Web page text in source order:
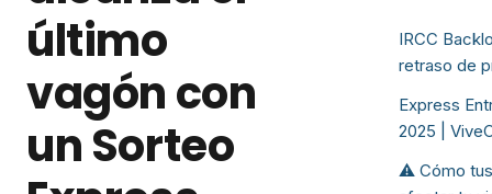
último
vagón con
un Sorteo
IRCC
retraso de
Express
2025 |
⚠️ Cómo